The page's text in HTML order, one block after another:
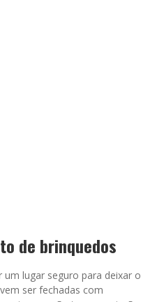
de brinquedos
lugar seguro para deixar o
ser fechadas com